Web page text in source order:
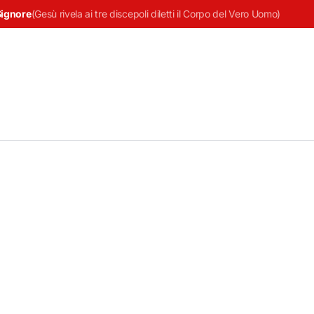
(Gesù rivela ai tre discepoli diletti il Corpo del Vero Uomo)